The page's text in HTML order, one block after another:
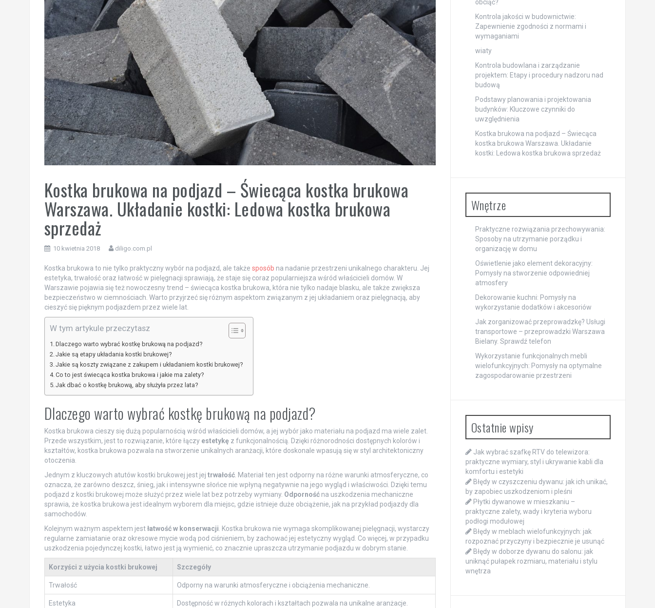
Kostka brukowa na podjazd – Świecąca kostka brukowa
Warszawa. Układanie kostki: Ledowa kostka brukowa
sprzedaż
10 kwietnia 2018 diligo.com.pl
Kostka brukowa to nie tylko praktyczny wybór na podjazd, ale także sposób na nadanie przestrzeni unikalnego charakteru. Jej
estetyka, trwałość oraz łatwość w pielęgnacji sprawiają, że staje się coraz popularniejsza wśród właścicieli domów. W
Warszawie pojawia się też nowoczesny trend – świecąca kostka brukowa, która nie tylko nadaje blasku, ale także zwiększa
bezpieczeństwo w ciemnościach. Warto przyjrzeć się różnym aspektom związanym z jej układaniem oraz pielęgnacją, aby
cieszyć się pięknym podjazdem przez wiele lat.
W tym artykule przeczytasz
Dlaczego warto wybrać kostkę brukową na podjazd?
Jakie są etapy układania kostki brukowej?
Jakie są koszty związane z zakupem i układaniem kostki brukowej?
Co to jest świecąca kostka brukowa i jakie ma zalety?
Jak dbać o kostkę brukową, aby służyła przez lata?
Dlaczego warto wybrać kostkę brukową na podjazd?
Kostka brukowa cieszy się dużą popularnością wśród właścicieli domów, a jej wybór jako materiału na podjazd ma wiele zalet.
Przede wszystkim, jest to rozwiązanie, które łączy estetykę z funkcjonalnością. Dzięki różnorodności dostępnych kolorów i
kształtów, kostka brukowa pozwala na stworzenie unikalnych aranżacji, które doskonale wpasują się w styl architektoniczny
otoczenia.
Jednym z kluczowych atutów kostki brukowej jest jej trwałość. Materiał ten jest odporny na różne warunki atmosferyczne, co
oznacza, że zarówno deszcz, śnieg, jak i intensywne słońce nie wpłyną negatywnie na jego wygląd i właściwości. Dzięki temu
podjazd z kostki brukowej może służyć przez wiele lat bez potrzeby wymiany. Odpornośćna uszkodzenia mechaniczne
sprawia, że kostka brukowa jest idealnym wyborem dla miejsc, gdzie istnieje duże obciążenie, jak na przykład podjazdy dla
samochodów.
Kolejnym ważnym aspektem jestłatwość w konserwacji. Kostka brukowa nie wymaga skomplikowanej pielęgnacji, wystarczy
regularne zamiatanie oraz okresowe mycie wodą pod ciśnieniem, by zachować jej estetyczny wygląd. Co więcej, w przypadku
uszkodzenia pojedynczej kostki, łatwo jest ją wymienić, co znacznie upraszcza utrzymanie podjazdu w dobrym stanie.
Korzyści z użycia kostki brukowej Szczegóły
Trwałość Odporny na warunki atmosferyczne i obciążenia mechaniczne.
Estetyka Dostępność w różnych kolorach i kształtach pozwala na unikalne aranżacje.
obciąć?
Kontrola jakości w budownictwie:
Zapewnienie zgodności z normami i
wymaganiami
wiaty
Kontrola budowlana i zarządzanie
projektem: Etapy i procedury nadzoru nad
budową
Podstawy planowania i projektowania
budynków: Kluczowe czynniki do
uwzględnienia
Kostka brukowa na podjazd – Świecąca
kostka brukowa Warszawa. Układanie
kostki: Ledowa kostka brukowa sprzedaż
Wnętrze
Praktyczne rozwiązania przechowywania:
Sposoby na utrzymanie porządku i
organizację w domu
Oświetlenie jako element dekoracyjny:
Pomysły na stworzenie odpowiedniej
atmosfery
Dekorowanie kuchni: Pomysły na
wykorzystanie dodatków i akcesoriów
Jak zorganizować przeprowadzkę? Usługi
transportowe – przeprowadzki Warszawa
Bielany. Sprawdź telefon
Wykorzystanie funkcjonalnych mebli
wielofunkcyjnych: Pomysły na optymalne
zagospodarowanie przestrzeni
Ostatnie wpisy
Jak wybrać szafkę RTV do telewizora:
praktyczne wymiary, styl i ukrywanie kabli dla
komfortu i estetyki
Błędy w czyszczeniu dywanu: jak ich unikać,
by zapobiec uszkodzeniom i pleśni
Płytki dywanowe w mieszkaniu –
praktyczne zalety, wady i kryteria wyboru
podłogi modułowej
Błędy w meblach wielofunkcyjnych: jak
rozpoznać przyczyny i bezpiecznie je usunąć
Błędy w doborze dywanu do salonu: jak
uniknąć pułapek rozmiaru, materiału i stylu
wnętrza